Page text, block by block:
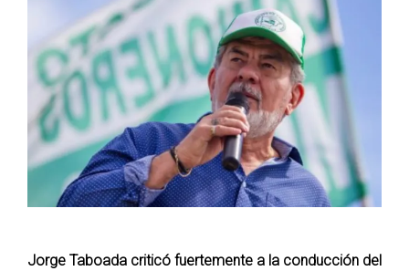
Jorge Taboada criticó fuertemente a la conducción del